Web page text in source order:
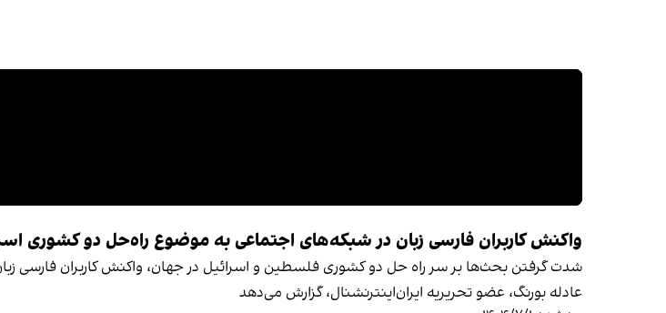
واکنش کاربران فارسی زبان در شبکه‌های اجتماعی به موضوع راه‌حل دو کشوری
شدت گرفتن بحث‌ها بر سر راه حل دو کشوری فلسطین و اسرائیل در جهان، واکنش کاربران فارسی
عادله بورنگ، عضو تحریریه ایران‌‌اینترنشنال، گزارش می‌دهد